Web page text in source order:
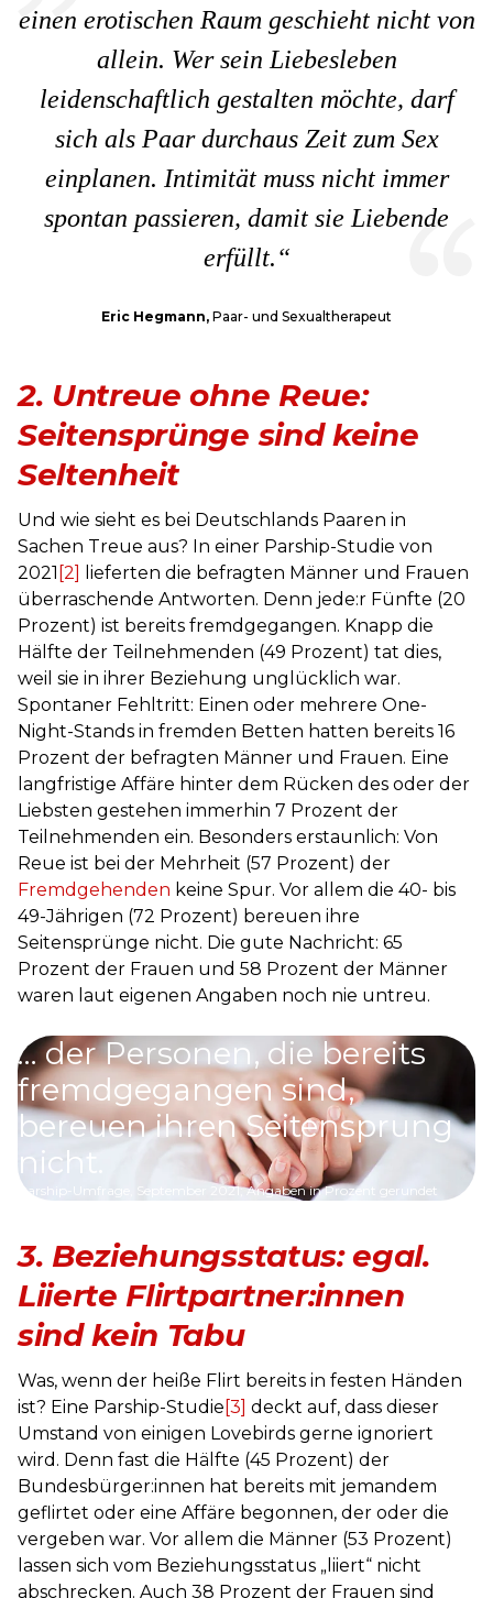
einen erotischen Raum geschieht nicht von
allein. Wer sein Liebesleben
leidenschaftlich gestalten möchte, darf
sich als Paar durchaus Zeit zum Sex
einplanen. Intimität muss nicht immer
spontan passieren, damit sie Liebende
erfüllt.“
Eric Hegmann, Paar- und Sexualtherapeut
2. Untreue ohne Reue:
Seitensprünge sind keine
Seltenheit
Und wie sieht es bei Deutschlands Paaren in
Sachen Treue aus? In einer Parship-Studie von
2021 [2]
lieferten die befragten Männer und Frauen
überraschende Antworten. Denn jede:r Fünfte (20
Prozent) ist bereits fremdgegangen. Knapp die
Hälfte der Teilnehmenden (49 Prozent) tat dies,
weil sie in ihrer Beziehung unglücklich war.
Spontaner Fehltritt: Einen oder mehrere One-
Night-Stands in fremden Betten hatten bereits 16
Prozent der befragten Männer und Frauen. Eine
langfristige Affäre hinter dem Rücken des oder der
Liebsten gestehen immerhin 7 Prozent der
Teilnehmenden ein. Besonders erstaunlich: Von
Reue ist bei der Mehrheit (57 Prozent) der
Fremdgehenden keine Spur. Vor allem die 40- bis
49-Jährigen (72 Prozent) bereuen ihre
Seitensprünge nicht. Die gute Nachricht: 65
Prozent der Frauen und 58 Prozent der Männer
waren laut eigenen Angaben noch nie untreu.
58%
… der Personen, die bereits
fremdgegangen sind,
bereuen ihren Seitensprung
nicht.
Parship-Umfrage, September 2021; Angaben in Prozent gerundet
3. Beziehungsstatus: egal.
Liierte Flirtpartner:innen
sind kein Tabu
Was, wenn der heiße Flirt bereits in festen Händen
ist? Eine Parship-Studie [3] deckt auf, dass dieser
Umstand von einigen Lovebirds gerne ignoriert
wird. Denn fast die Hälfte (45 Prozent) der
Bundesbürger:innen hat bereits mit jemandem
geflirtet oder eine Affäre begonnen, der oder die
vergeben war. Vor allem die Männer (53 Prozent)
lassen sich vom Beziehungsstatus „liiert“ nicht
abschrecken. Auch 38 Prozent der Frauen sind